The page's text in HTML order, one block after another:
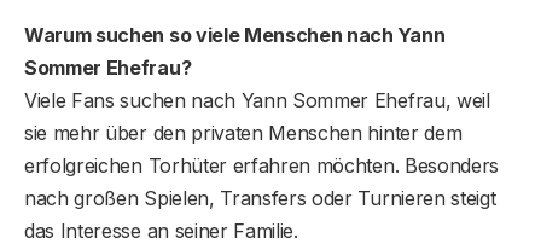
Warum suchen so viele Menschen nach Yann
Sommer Ehefrau?
Viele Fans suchen nach Yann Sommer Ehefrau, weil
sie mehr über den privaten Menschen hinter dem
erfolgreichen Torhüter erfahren möchten. Besonders
nach großen Spielen, Transfers oder Turnieren steigt
das Interesse an seiner Familie.